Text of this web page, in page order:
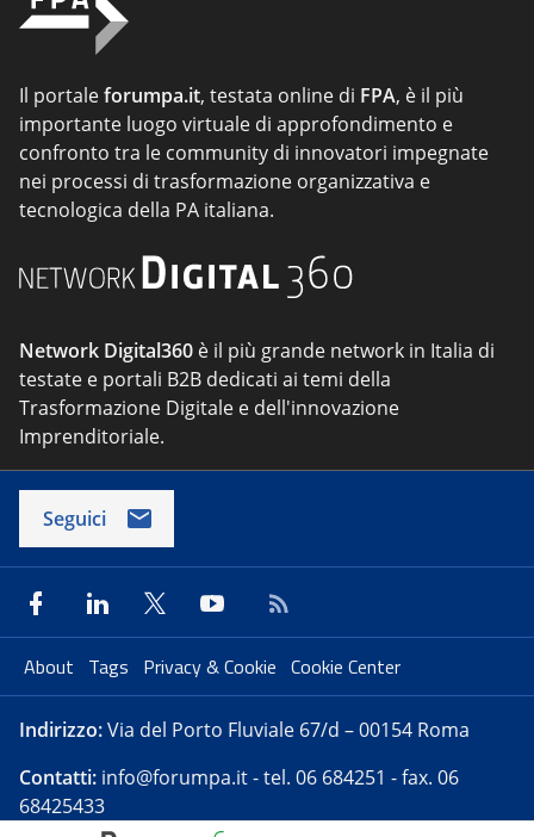
Il portaleforumpa.it, testata online di FPA, è il più
importante luogo virtuale di approfondimento e
confronto tra le community di innovatori impegnate
nei processi di trasformazione organizzativa e
tecnologica della PA italiana.
Network Digital360 è il più grande network in Italia di
testate e portali B2B dedicati ai temi della
Trasformazione Digitale e dell'innovazione
Imprenditoriale.
Seguici
About Tags Privacy & Cookie Cookie Center
Indirizzo:Via del Porto Fluviale 67/d – 00154 Roma
Contatti: info@forumpa.it- tel. 06 684251 - fax. 06
68425433